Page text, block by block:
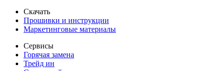
Скачать
Прошивки и инструкции
Маркетинговые материалы
Сервисы
Горячая замена
Трейд ин